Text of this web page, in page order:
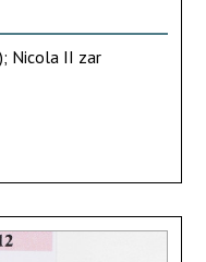
Nicola II zar